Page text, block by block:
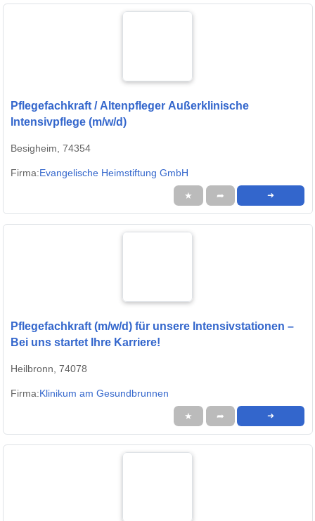
Pflegefachkraft / Altenpfleger Außerklinische
Intensivpflege (m/w/d)
Besigheim, 74354
Firma:Evangelische Heimstiftung GmbH
★ ➦ ➜
Pflegefachkraft (m/w/d) für unsere Intensivstationen –
Bei uns startet Ihre Karriere!
Heilbronn, 74078
Firma:Klinikum am Gesundbrunnen
★ ➦ ➜